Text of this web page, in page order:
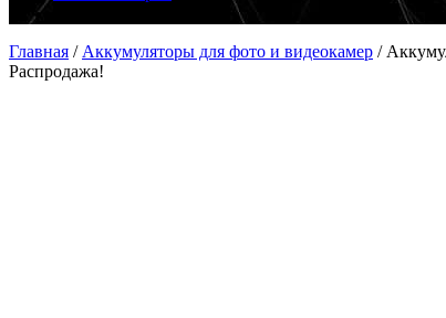
Главная / Аккумуляторы для фото и видеокамер /
Распродажа!